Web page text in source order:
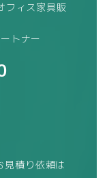
フィス家具販
トナー
見積り依頼は